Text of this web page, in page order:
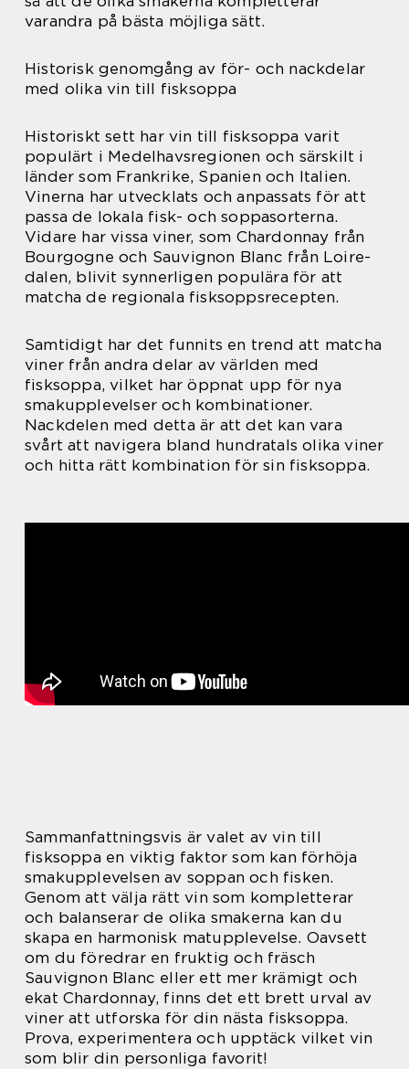
varandra på bästa möjliga sätt.
Historisk genomgång av för- och nackdelar
med olika vin till fisksoppa
Historiskt sett har vin till fisksoppa varit
populärt i Medelhavsregionen och särskilt i
länder som Frankrike, Spanien och Italien.
Vinerna har utvecklats och anpassats för att
passa de lokala fisk- och soppasorterna.
Vidare har vissa viner, som Chardonnay från
Bourgogne och Sauvignon Blanc från Loire-
dalen, blivit synnerligen populära för att
matcha de regionala fisksoppsrecepten.
Samtidigt har det funnits en trend att matcha
viner från andra delar av världen med
fisksoppa, vilket har öppnat upp för nya
smakupplevelser och kombinationer.
Nackdelen med detta är att det kan vara
svårt att navigera bland hundratals olika viner
och hitta rätt kombination för sin fisksoppa.
Sammanfattningsvis är valet av vin till
fisksoppa en viktig faktor som kan förhöja
smakupplevelsen av soppan och fisken.
Genom att välja rätt vin som kompletterar
och balanserar de olika smakerna kan du
skapa en harmonisk matupplevelse. Oavsett
om du föredrar en fruktig och fräsch
Sauvignon Blanc eller ett mer krämigt och
ekat Chardonnay, finns det ett brett urval av
viner att utforska för din nästa fisksoppa.
Prova, experimentera och upptäck vilket vin
som blir din personliga favorit!